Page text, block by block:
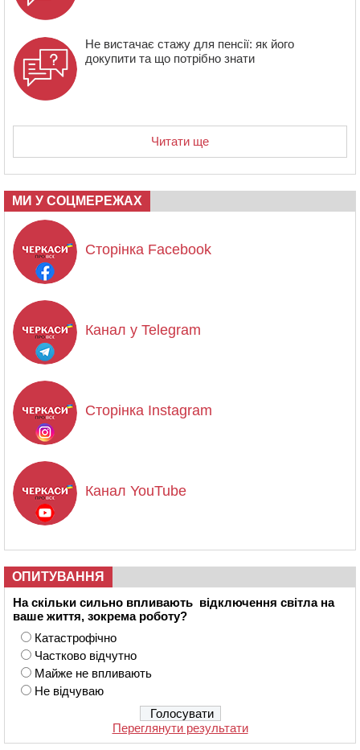
Не вистачає стажу для пенсії: як його
докупити та що потрібно знати
Читати ще
МИ У СОЦМЕРЕЖАХ
Сторінка Facebook
Канал у Telegram
Сторінка Instagram
Канал YouTube
ОПИТУВАННЯ
На скільки сильно впливають відключення світла на
ваше життя, зокрема роботу?
Катастрофічно
Частково відчутно
Майже не впливають
Не відчуваю
Переглянути результати